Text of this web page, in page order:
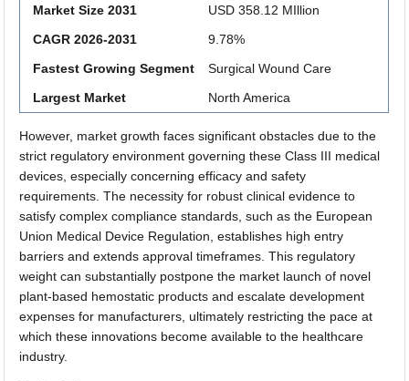
Market Size 2031
USD 358.12 MIllion
CAGR 2026-2031
9.78%
Fastest Growing Segment
Surgical Wound Care
Largest Market
North America
However, market growth faces significant obstacles due to the
strict regulatory environment governing these Class III medical
devices, especially concerning efficacy and safety
requirements. The necessity for robust clinical evidence to
satisfy complex compliance standards, such as the European
Union Medical Device Regulation, establishes high entry
barriers and extends approval timeframes. This regulatory
weight can substantially postpone the market launch of novel
plant-based hemostatic products and escalate development
expenses for manufacturers, ultimately restricting the pace at
which these innovations become available to the healthcare
industry.